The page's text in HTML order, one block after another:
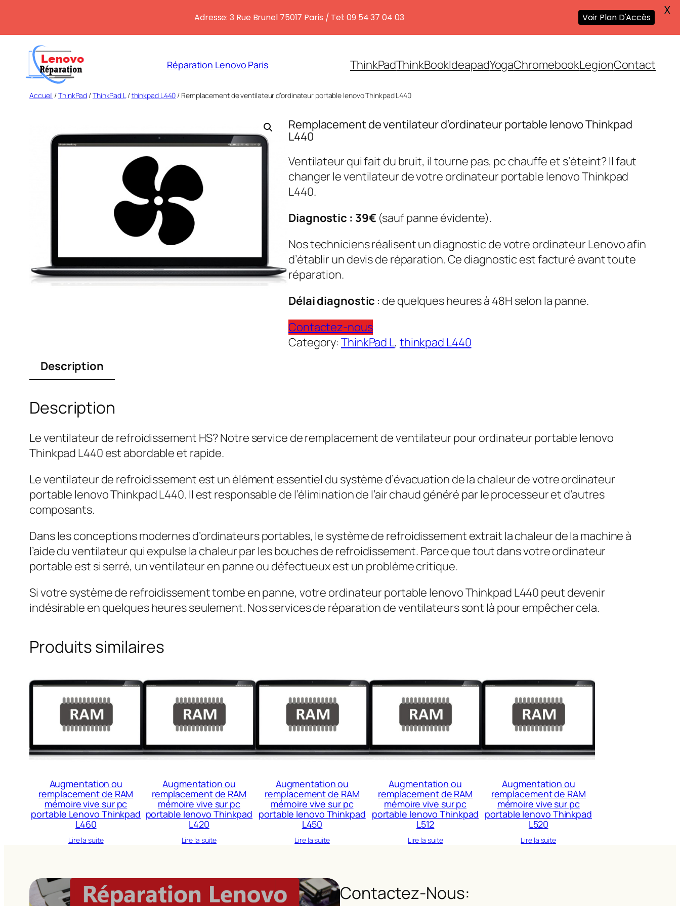
contenu
Réparation Lenovo Paris ThinkPadThinkBookIdeapadYogaChromebookLegionContact
Accueil /ThinkPad /ThinkPad L /thinkpad L440 / Remplacement de ventilateur d’ordinateur portable lenovo Thinkpad L440
Remplacement de ventilateur d’ordinateur portable lenovo Thinkpad
L440
Ventilateur qui fait du bruit, il tourne pas, pc chauffe et s’éteint? Il faut
changer le ventilateur de votre ordinateur portable lenovo Thinkpad
L440.
Diagnostic : 39€ (sauf panne évidente).
Nos techniciens réalisent un diagnostic de votre ordinateur Lenovo afin
d’établir un devis de réparation. Ce diagnostic est facturé avant toute
réparation.
Délai diagnostic : de quelques heures à 48H selon la panne.
Contactez-nous
Category:ThinkPad L, thinkpad L440
Description
Description
Le ventilateur de refroidissement HS? Notre service de remplacement de ventilateur pour ordinateur portable lenovo
Thinkpad L440 est abordable et rapide.
Le ventilateur de refroidissement est un élément essentiel du système d’évacuation de la chaleur de votre ordinateur
portable lenovo Thinkpad L440. Il est responsable de l’élimination de l’air chaud généré par le processeur et d’autres
composants.
Dans les conceptions modernes d’ordinateurs portables, le système de refroidissement extrait la chaleur de la machine à
l’aide du ventilateur qui expulse la chaleur par les bouches de refroidissement. Parce que tout dans votre ordinateur
portable est si serré, un ventilateur en panne ou défectueux est un problème critique.
Si votre système de refroidissement tombe en panne, votre ordinateur portable lenovo Thinkpad L440 peut devenir
indésirable en quelques heures seulement. Nos services de réparation de ventilateurs sont là pour empêcher cela.
Produits similaires
Augmentation ou
remplacement de RAM
mémoire vive sur pc
portable Lenovo Thinkpad
L460
Lire la suite
Augmentation ou
remplacement de RAM
mémoire vive sur pc
portable lenovo Thinkpad
L420
Lire la suite
Augmentation ou
remplacement de RAM
mémoire vive sur pc
portable lenovo Thinkpad
L450
Lire la suite
Augmentation ou
remplacement de RAM
mémoire vive sur pc
portable lenovo Thinkpad
L512
Lire la suite
Augmentation ou
remplacement de RAM
mémoire vive sur pc
portable lenovo Thinkpad
L520
Lire la suite
Contactez-Nous:
Adresse: 3 Rue Brunel 75017 Paris / Tel: 09 54 37 04 03 Voir Plan D'Accès X